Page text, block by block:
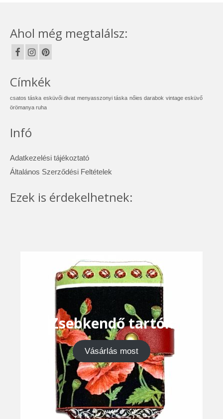
Ahol még megtalálsz:
Címkék
csatos táska esküvői divat menyasszonyi táska nőies darabok vintage esküvő
örömanya ruha
Infó
Adatkezelési tájékoztató
Általános Szerződési Feltételek
Ezek is érdekelhetnek:
Zsebkendő tartók
Vásárlás most